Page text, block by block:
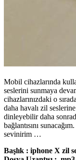
Mobil cihazlarında
seslerini sunmaya
cihazlarınızdaki o
daha havalı zil
dinleyebilir daha
bağlantısını
sevinirim …
Başlık : iphone X zil